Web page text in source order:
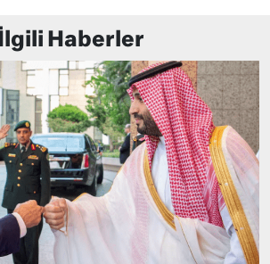
İlgili Haberler